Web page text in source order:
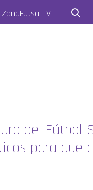
ZonaFutsal TV
del Fútbol
para que